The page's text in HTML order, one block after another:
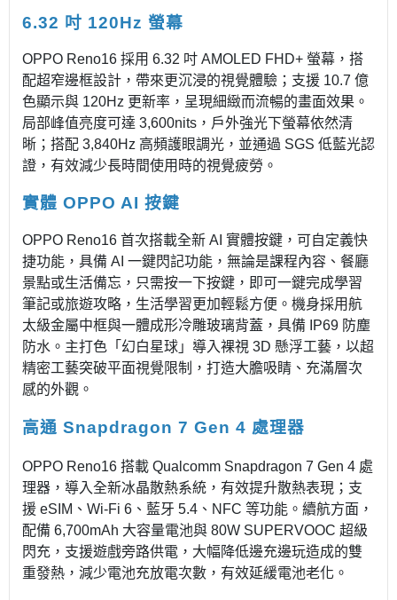
6.32 吋 120Hz 螢幕
OPPO Reno16 採用 6.32 吋 AMOLED FHD+ 螢幕，搭
配超窄邊框設計，帶來更沉浸的視覺體驗；支援 10.7 億
色顯示與 120Hz 更新率，呈現細緻而流暢的畫面效果。
局部峰值亮度可達 3,600nits，戶外強光下螢幕依然清
晰；搭配 3,840Hz 高頻護眼調光，並通過 SGS 低藍光認
證，有效減少長時間使用時的視覺疲勞。
實體 OPPO AI 按鍵
OPPO Reno16 首次搭載全新 AI 實體按鍵，可自定義快
捷功能，具備 AI 一鍵閃記功能，無論是課程內容、餐廳
景點或生活備忘，只需按一下按鍵，即可一鍵完成學習
筆記或旅遊攻略，生活學習更加輕鬆方便。機身採用航
太級金屬中框與一體成形冷雕玻璃背蓋，具備 IP69 防塵
防水。主打色「幻白星球」導入裸視 3D 懸浮工藝，以超
精密工藝突破平面視覺限制，打造大膽吸睛、充滿層次
感的外觀。
高通 Snapdragon 7 Gen 4 處理器
OPPO Reno16 搭載 Qualcomm Snapdragon 7 Gen 4 處
理器，導入全新冰晶散熱系統，有效提升散熱表現；支
援 eSIM、Wi-Fi 6、藍牙 5.4、NFC 等功能。續航方面，
配備 6,700mAh 大容量電池與 80W SUPERVOOC 超級
閃充，支援遊戲旁路供電，大幅降低邊充邊玩造成的雙
重發熱，減少電池充放電次數，有效延緩電池老化。